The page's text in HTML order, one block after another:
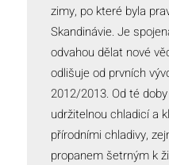
zimy, po které byla
Skandinávie. Je
odvahou dělat nové
odlišuje od prvních
2012/2013. Od té
udržitelnou chladicí a
přírodními chladivy,
propanem šetrným k